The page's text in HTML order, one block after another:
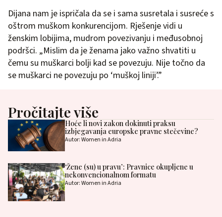
Dijana nam je ispričala da se i sama susretala i susreće s
oštrom muškom konkurencijom. Rješenje vidi u
ženskim lobijima, mudrom povezivanju i međusobnoj
podršci. „Mislim da je ženama jako važno shvatiti u
čemu su muškarci bolji kad se povezuju. Nije točno da
se muškarci ne povezuju po ‘muškoj liniji’.”
Pročitajte više
Hoće li novi zakon dokinuti praksu
izbjegavanja europske pravne stečevine?
Autor: Women in Adria
‘Žene (su) u pravu’: Pravnice okupljene u
nekonvencionalnom formatu
Autor: Women in Adria